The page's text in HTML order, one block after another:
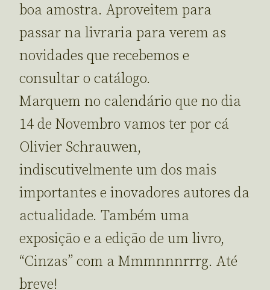
boa amostra. Aproveitem para
passar na livraria para verem as
novidades que recebemos e
consultar o catálogo.
Marquem no calendário que no dia
14 de Novembro vamos ter por cá
Olivier Schrauwen,
indiscutivelmente um dos mais
importantes e inovadores autores da
actualidade. Também uma
exposição e a edição de um livro,
“Cinzas” com a Mmmnnnrrrg. Até
breve!